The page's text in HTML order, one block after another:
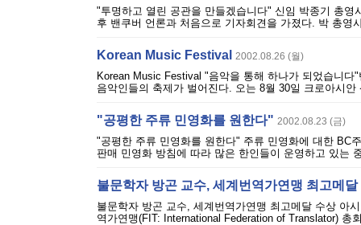
"투명하고 열린 공관을 만들겠습니다" 신임 박종기 총
후 밴쿠버 언론과 처음으로 기자회견을 가졌다. 박 총
Korean Music Festival 2002.08.26 (월)
Korean Music Festival "음악을 통해 하나가 되었습니
음악인들의 축제가 벌어진다. 오는 8월 30일 크로아시
"공평한 주류 민영화를 원한다" 2002.08.23 (금)
"공평한 주류 민영화를 원한다" 주류 민영화에 대한 BC
판매 민영화 방침에 따라 많은 한인들이 운영하고 있는
불문학자 방곤 교수, 세계번역가연맹 최고메
불문학자 방곤 교수, 세계번역가연맹 최고메달 수상 아
역가연맹(FIT: International Federation of Translator)